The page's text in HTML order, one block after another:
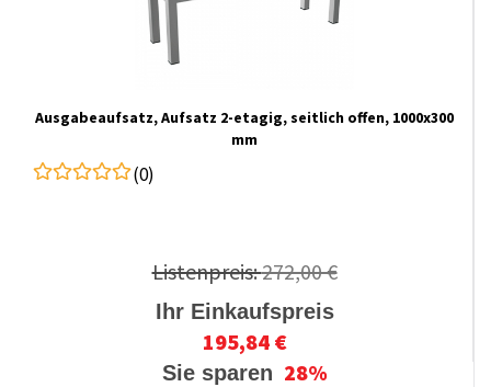
Ausgabeaufsatz, Aufsatz 2-etagig, seitlich offen, 1000x300
mm
(0)
Listenpreis:272,00 €
Ihr Einkaufspreis
195,84 €
Sie sparen 28%